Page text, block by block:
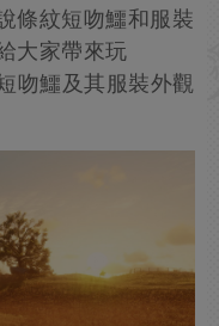
條紋短吻鱷和服裝
大家帶來玩
吻鱷及其服裝外觀